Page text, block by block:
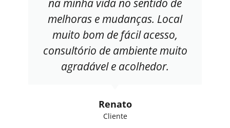
na minha vida no sentido de
melhoras e mudanças. Local
muito bom de fácil acesso,
consultório de ambiente muito
agradável e acolhedor.
Renato
Cliente